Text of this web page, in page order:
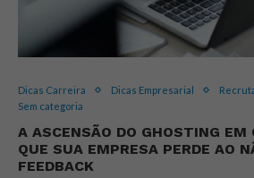
Dicas Carreira Dicas Empresarial
Sem categoria
A ASCENSÃO DO GHOSTING EM
QUE SUA EMPRESA PERDE AO
FEEDBACK